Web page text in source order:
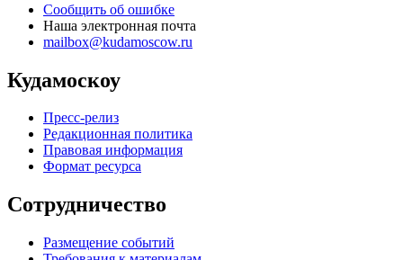
Сообщить об ошибке
Наша электронная почта
mailbox@kudamoscow.ru
Кудамоскоу
Пресс-релиз
Редакционная политика
Правовая информация
Формат ресурса
Сотрудничество
Размещение событий